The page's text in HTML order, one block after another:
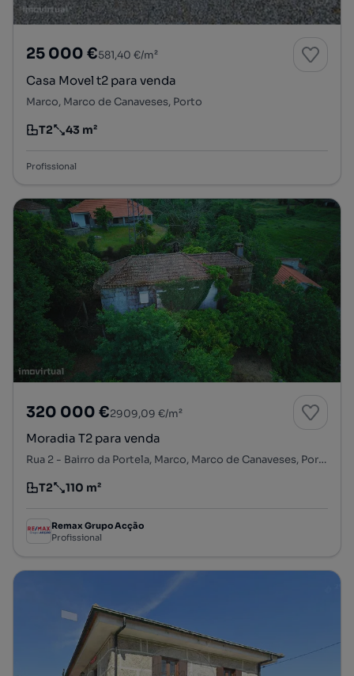
25 000 €581,40 €/m²
Casa Movel t2 para venda
Marco, Marco de Canaveses, Porto
Tipologia
T2
Preço por metro quadrado
43 m²
Profissional
320 000 €2909,09 €/m²
Moradia T2 para venda
Rua 2 - Bairro da Portela, Marco, Marco de Canaveses, Porto
Tipologia
T2
Preço por metro quadrado
110 m²
Remax Grupo Acção
Profissional